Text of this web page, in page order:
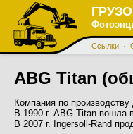
Ссылки ·
ABG Titan
Компания по
В 1990 г. ABG Titan вошла
В 2007 г. Ingersoll-Rand